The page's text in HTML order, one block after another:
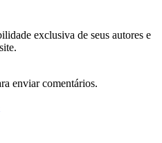
exclusiva de seus autores e
enviar comentários.